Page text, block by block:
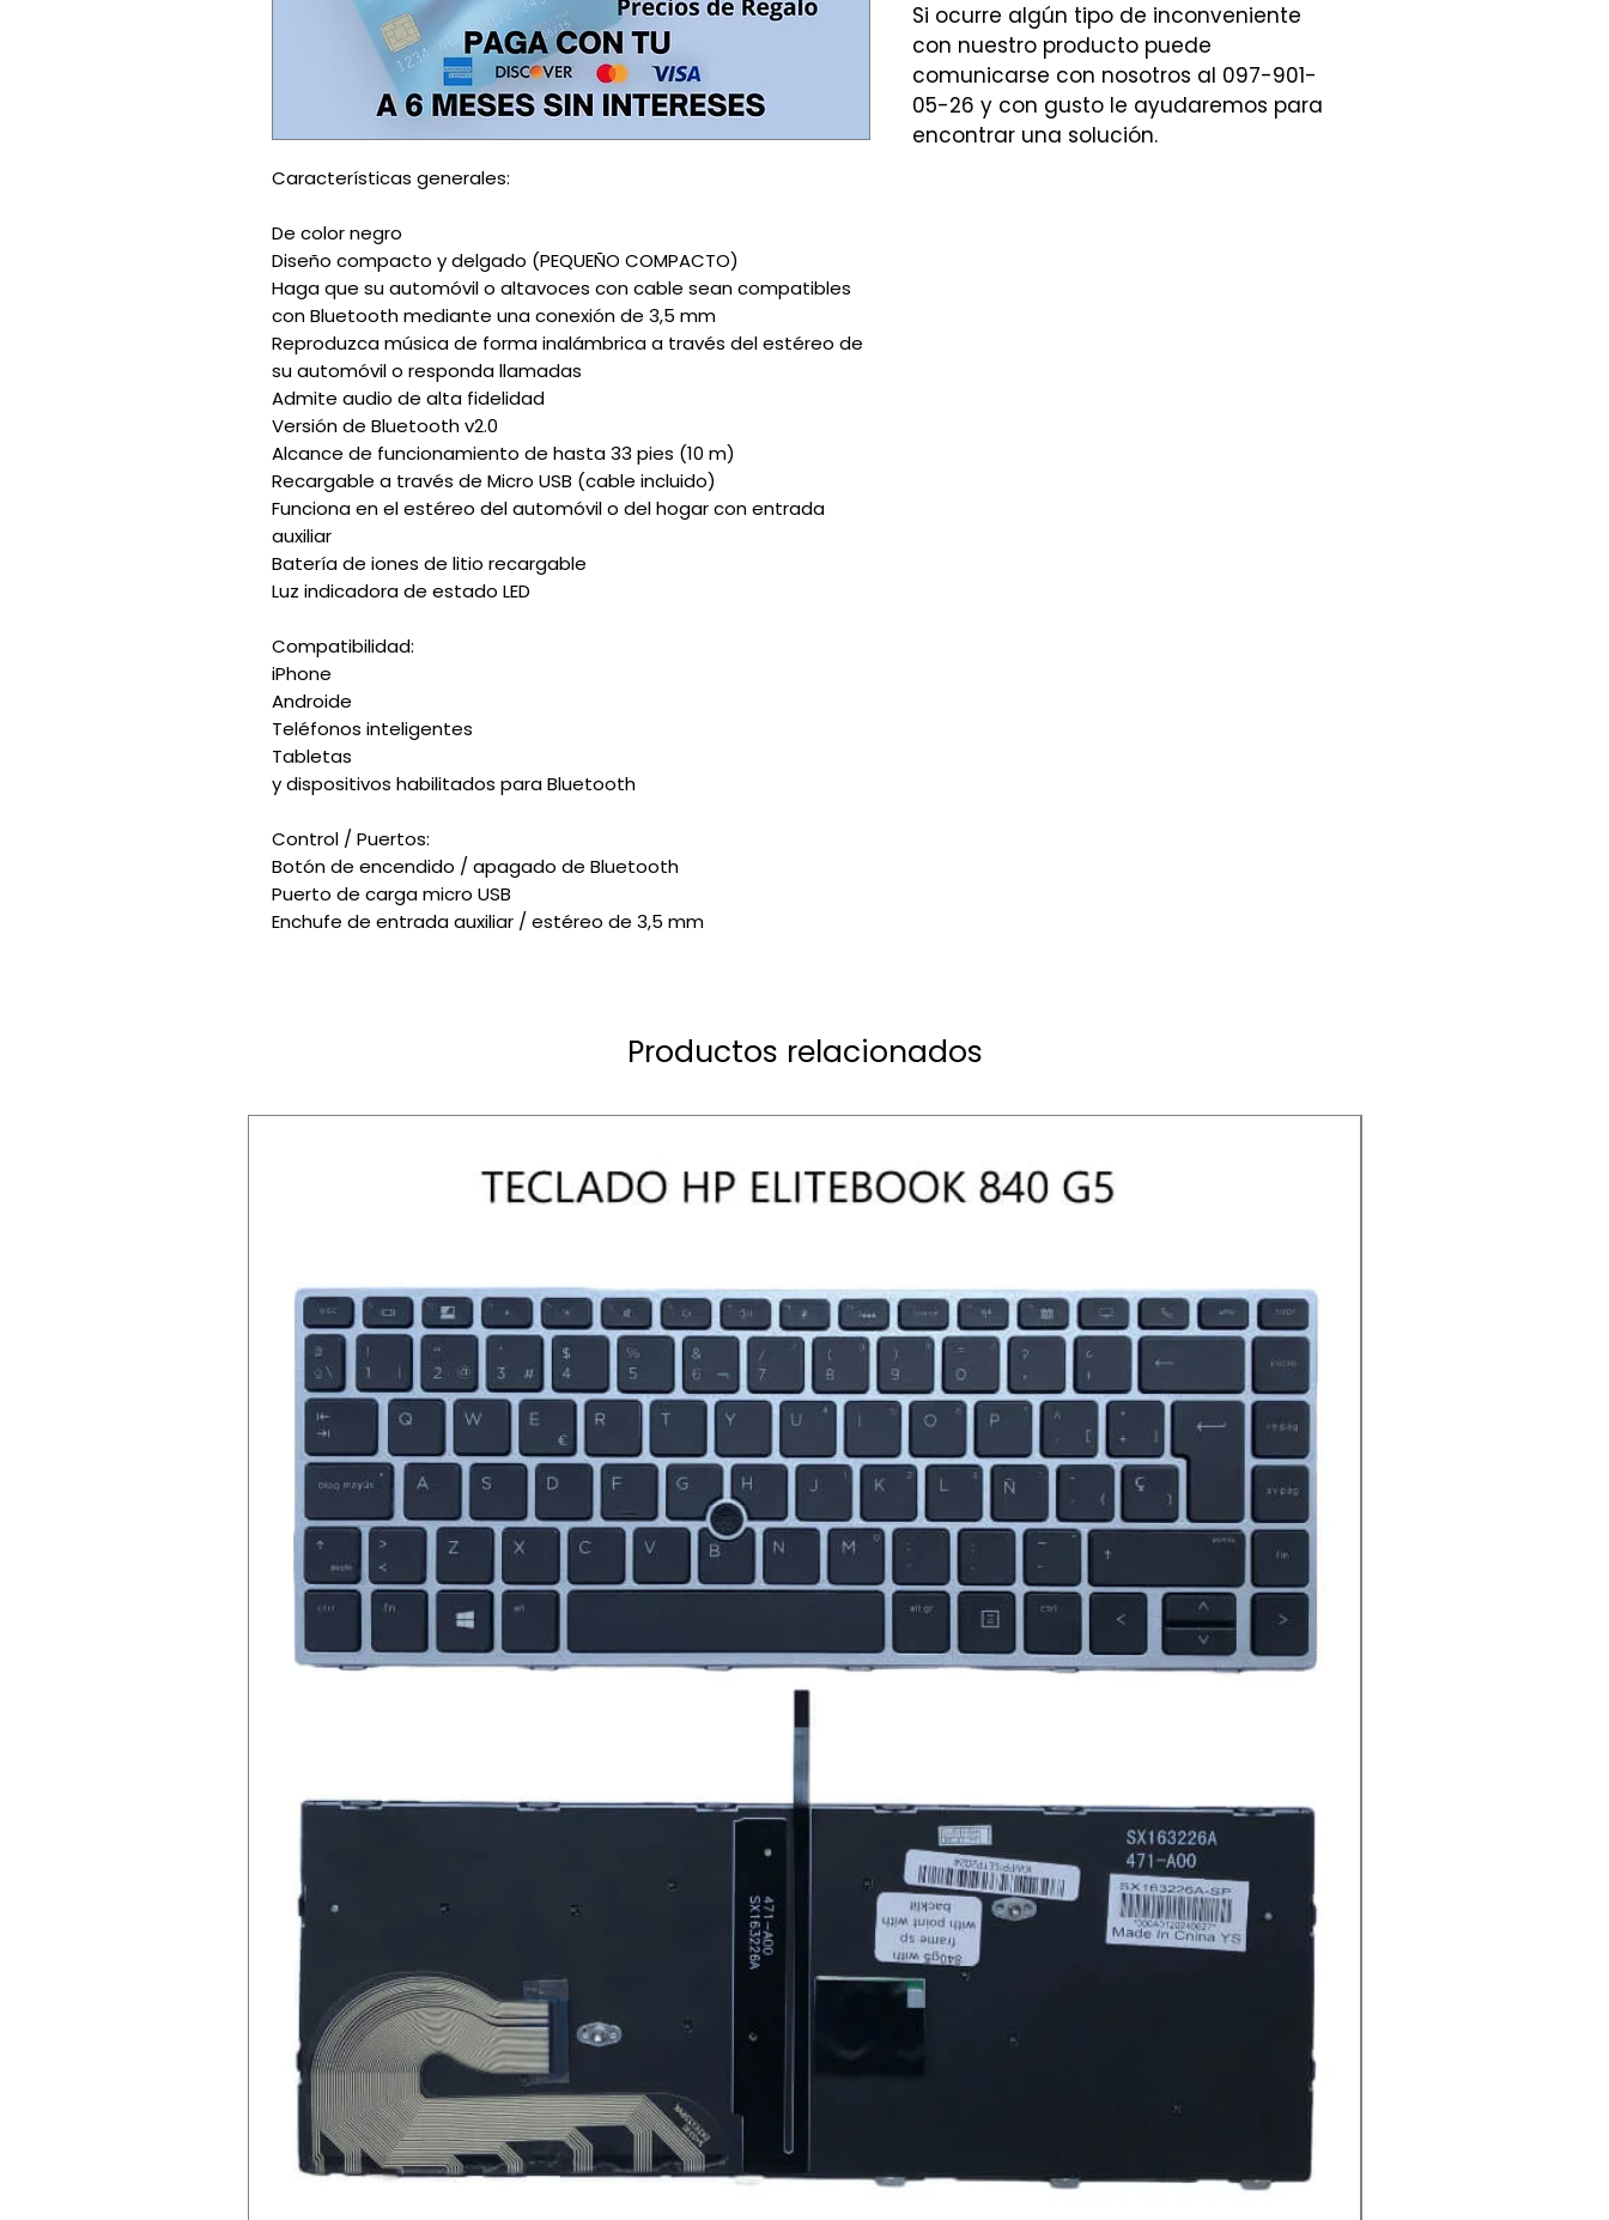
Características generales:
De color negro
Diseño compacto y delgado (PEQUEÑO COMPACTO)
Haga que su automóvil o altavoces con cable sean compatibles
con Bluetooth mediante una conexión de 3,5 mm
Reproduzca música de forma inalámbrica a través del estéreo de
su automóvil o responda llamadas
Admite audio de alta fidelidad
Versión de Bluetooth v2.0
Alcance de funcionamiento de hasta 33 pies (10 m)
Recargable a través de Micro USB (cable incluido)
Funciona en el estéreo del automóvil o del hogar con entrada
auxiliar
Batería de iones de litio recargable
Luz indicadora de estado LED
Compatibilidad:
iPhone
Androide
Teléfonos inteligentes
Tabletas
y dispositivos habilitados para Bluetooth
Control / Puertos:
Botón de encendido / apagado de Bluetooth
Puerto de carga micro USB
Enchufe de entrada auxiliar / estéreo de 3,5 mm
Si ocurre algún tipo de inconveniente
con nuestro producto puede
comunicarse con nosotros al 097-901-
05-26 y con gusto le ayudaremos para
encontrar una solución.
Productos relacionados